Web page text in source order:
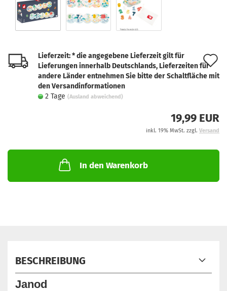
Lieferzeit: * die angegebene Lieferzeit gilt für
Lieferungen innerhalb Deutschlands, Lieferzeiten für
andere Länder entnehmen Sie bitte der Schaltfläche mit
den Versandinformationen
2 Tage (Ausland abweichend)
19,99 EUR
inkl. 19% MwSt. zzgl. Versand
In den Warenkorb
BESCHREIBUNG
Janod